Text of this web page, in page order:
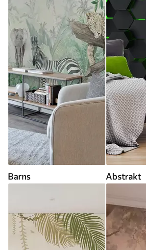
Barns Abstrakt